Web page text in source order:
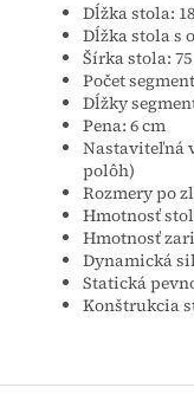
Dĺžka stola:
Dĺžka stola s
Šírka stola:
Počet
Dĺžky
Pena: 6 cm
Nastaviteľná
polôh)
Rozmery po
Hmotnosť
Hmotnosť
Dynamická
Statická
Konštrukcia